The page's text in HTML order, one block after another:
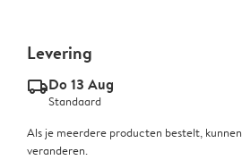
Levering
delivery_standard_v2Do 13 Aug
Standaard
Als je meerdere producten bestelt,
veranderen.